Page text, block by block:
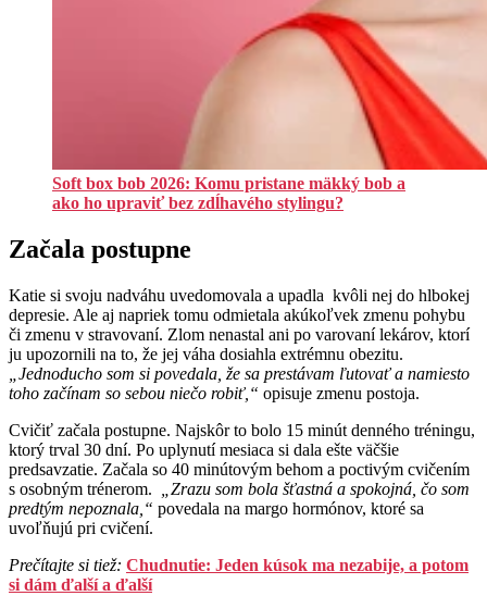
Soft box bob 2026: Komu pristane mäkký bob a
ako ho upraviť bez zdĺhavého stylingu?
Začala postupne
Katie si svoju nadváhu uvedomovala a upadla kvôli nej do hlbokej
depresie. Ale aj napriek tomu odmietala akúkoľvek zmenu pohybu
či zmenu v stravovaní. Zlom nenastal ani po varovaní lekárov, ktorí
ju upozornili na to, že jej váha dosiahla extrémnu obezitu.
„Jednoducho som si povedala, že sa prestávam ľutovať a namiesto
toho začínam so sebou niečo robiť,“ opisuje zmenu postoja.
Cvičiť začala postupne. Najskôr to bolo 15 minút denného tréningu,
ktorý trval 30 dní. Po uplynutí mesiaca si dala ešte väčšie
predsavzatie. Začala so 40 minútovým behom a poctivým cvičením
s osobným trénerom.
„Zrazu som bola šťastná a spokojná, čo som
predtým nepoznala,“ povedala na margo hormónov, ktoré sa
uvoľňujú pri cvičení.
Prečítajte si tiež: Chudnutie: Jeden kúsok ma nezabije, a potom
si dám ďalší a ďalší